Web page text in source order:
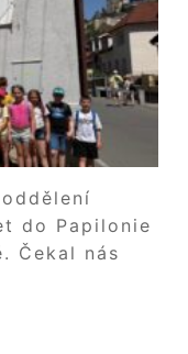
do Papilonie
Čekal nás